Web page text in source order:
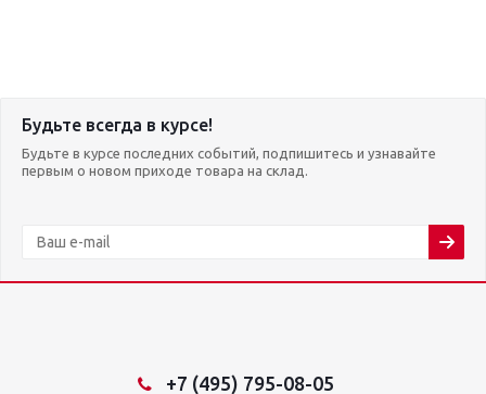
Будьте всегда в курсе!
Будьте в курсе последних событий, подпишитесь и узнавайте
первым о новом приходе товара на склад.
+7 (495) 795-08-05